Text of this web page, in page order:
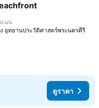
รายการโปรด
นน
อุทยานประวัติศาสตร์พระนครคีรี
ดูราคา